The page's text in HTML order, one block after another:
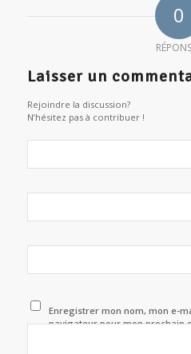
0
Laisser un
Rejoindre la discussion?
N’hésitez pas à contribuer !
Enregistrer mon nom, mon e-
navigateur pour mon prochain